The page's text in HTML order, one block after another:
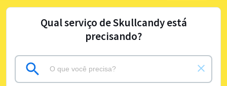
Qual serviço de Skullcandy está
precisando?